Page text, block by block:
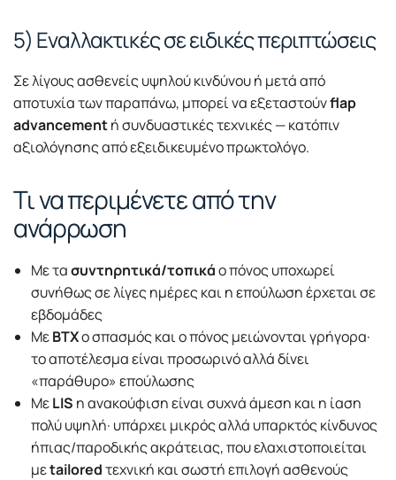
5) Εναλλακτικές σε ειδικές περιπτώσεις
Σε λίγους ασθενείς υψηλού κινδύνου ή μετά από
αποτυχία των παραπάνω, μπορεί να εξεταστούνflap
advancementή συνδυαστικές τεχνικές — κατόπιν
αξιολόγησης από εξειδικευμένο πρωκτολόγο.
Τι να περιμένετε από την
ανάρρωση
Με τασυντηρητικά/τοπικάο πόνος υποχωρεί
συνήθως σε λίγες ημέρες και η επούλωση έρχεται σε
εβδομάδες
ΜεBTXο σπασμός και ο πόνος μειώνονται γρήγορα·
το αποτέλεσμα είναι προσωρινό αλλά δίνει
«παράθυρο» επούλωσης
ΜεLIS η ανακούφιση είναι συχνά άμεση και η ίαση
πολύ υψηλή· υπάρχει μικρός αλλά υπαρκτός κίνδυνος
ήπιας/παροδικής ακράτειας, που ελαχιστοποιείται
μεtailoredτεχνική και σωστή επιλογή ασθενούς